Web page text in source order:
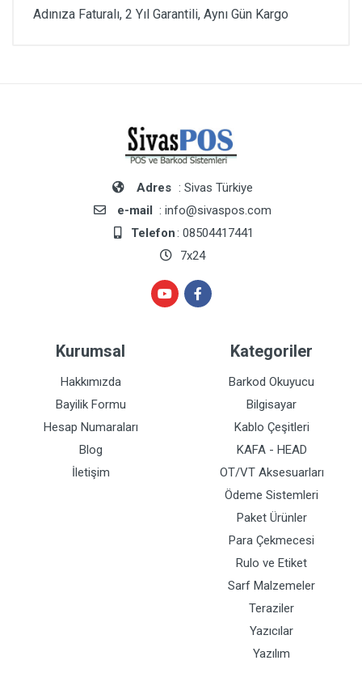
Adınıza Faturalı, 2 Yıl Garantili, Aynı Gün Kargo
Adres : Sivas Türkiye
e-mail : info@sivaspos.com
Telefon: 08504417441
7x24
Kurumsal
Hakkımızda
Bayilik Formu
Hesap Numaraları
Blog
İletişim
Kategoriler
Barkod Okuyucu
Bilgisayar
Kablo Çeşitleri
KAFA - HEAD
OT/VT Aksesuarları
Ödeme Sistemleri
Paket Ürünler
Para Çekmecesi
Rulo ve Etiket
Sarf Malzemeler
Teraziler
Yazıcılar
Yazılım